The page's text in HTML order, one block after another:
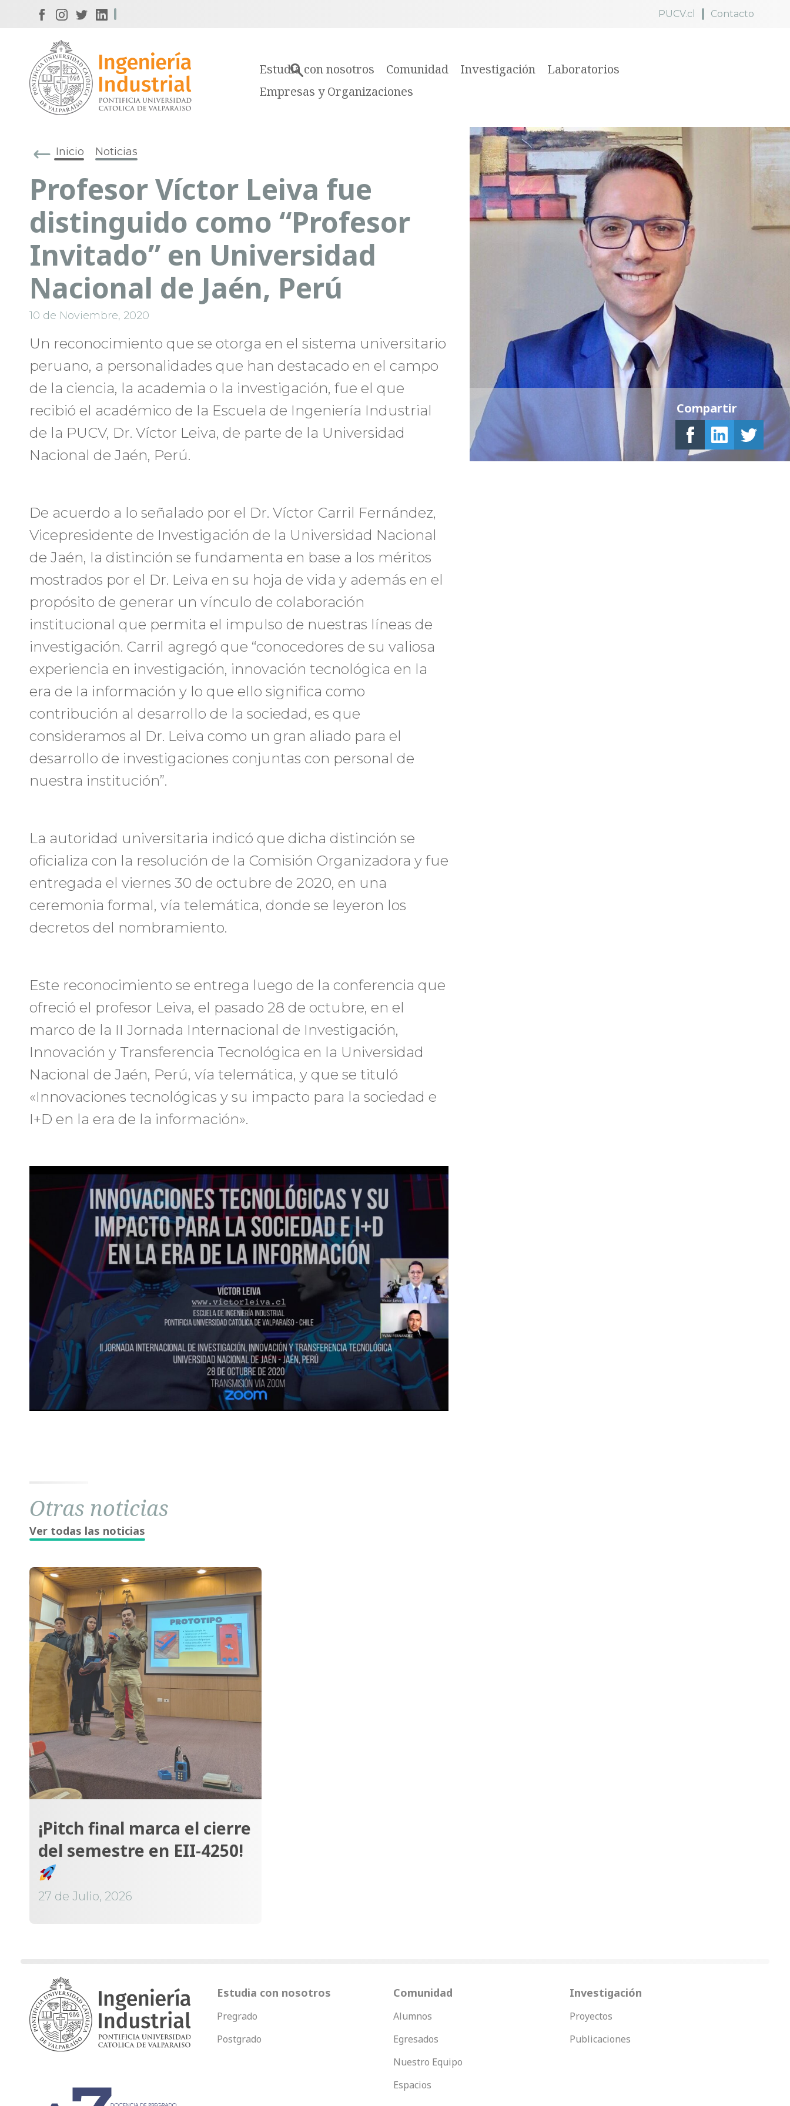
PUCV.cl Contacto
Estudia con nosotros Comunidad Investigación
Laboratorios
Empresas y Organizaciones
Inicio Noticias
Profesor Víctor Leiva fue
distinguido como “Profesor
Invitado” en Universidad
Nacional de Jaén, Perú
10 de Noviembre, 2020
Un reconocimiento que se otorga en el sistema universitario
peruano, a personalidades que han destacado en el campo
de la ciencia, la academia o la investigación, fue el que
recibió el académico de la Escuela de Ingeniería Industrial
de la PUCV, Dr. Víctor Leiva, de parte de la Universidad
Nacional de Jaén, Perú.
De acuerdo a lo señalado por el Dr. Víctor Carril Fernández,
Vicepresidente de Investigación de la Universidad Nacional
de Jaén, la distinción se fundamenta en base a los méritos
mostrados por el Dr. Leiva en su hoja de vida y además en el
propósito de generar un vínculo de colaboración
institucional que permita el impulso de nuestras líneas de
investigación. Carril agregó que “conocedores de su valiosa
experiencia en investigación, innovación tecnológica en la
era de la información y lo que ello significa como
contribución al desarrollo de la sociedad, es que
consideramos al Dr. Leiva como un gran aliado para el
desarrollo de investigaciones conjuntas con personal de
nuestra institución”.
La autoridad universitaria indicó que dicha distinción se
oficializa con la resolución de la Comisión Organizadora y fue
entregada el viernes 30 de octubre de 2020, en una
ceremonia formal, vía telemática, donde se leyeron los
decretos del nombramiento.
Este reconocimiento se entrega luego de la conferencia que
ofreció el profesor Leiva, el pasado 28 de octubre, en el
marco de la II Jornada Internacional de Investigación,
Innovación y Transferencia Tecnológica en la Universidad
Nacional de Jaén, Perú, vía telemática, y que se tituló
«Innovaciones tecnológicas y su impacto para la sociedad e
I+D en la era de la información».
Compartir
Otras noticias
Ver todas las noticias
¡Pitch final marca el cierre
del semestre en EII-4250!
27 de Julio, 2026
Estudia con nosotros
Pregrado
Postgrado
Comunidad
Alumnos
Egresados
Nuestro Equipo
Espacios
Investigación
Proyectos
Publicaciones